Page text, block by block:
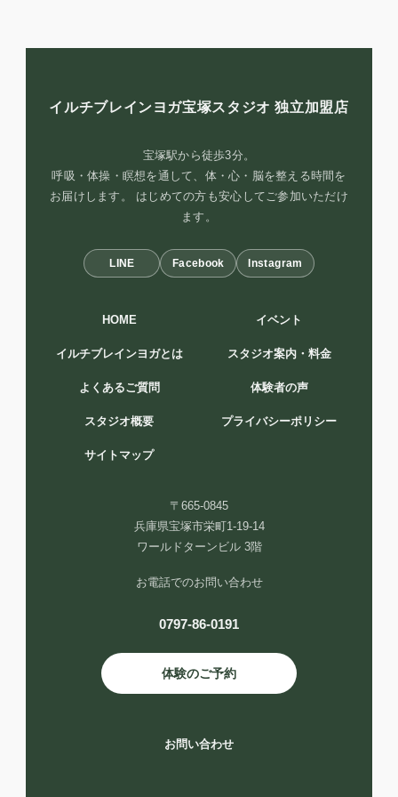
イルチブレインヨガ宝塚スタジオ独立加盟店
宝塚駅から徒歩3分。
呼吸・体操・瞑想を通して、体・心・脳を整える時間を
お届けします。 はじめての方も安心してご参加いただけ
ます。
LINE Facebook Instagram
HOME イベント
イルチブレインヨガとは スタジオ案内・料金
よくあるご質問 体験者の声
スタジオ概要 プライバシーポリシー
サイトマップ
〒665-0845
兵庫県宝塚市栄町1-19-14
ワールドターンビル 3階
お電話でのお問い合わせ
0797-86-0191
体験のご予約
お問い合わせ